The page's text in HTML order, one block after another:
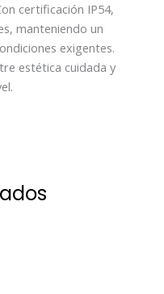
certificación IP54,
manteniendo un
exigentes.
estética cuidada y